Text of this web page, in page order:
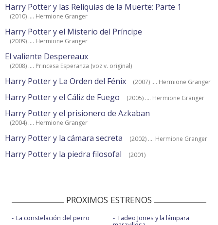
Harry Potter y las Reliquias de la Muerte: Parte 1
(2010) .... Hermione Granger
Harry Potter y el Misterio del Príncipe
(2009) .... Hermione Granger
El valiente Despereaux
(2008) .... Princesa Esperanza (voz v. original)
Harry Potter y La Orden del Fénix (2007) .... Hermione Granger
Harry Potter y el Cáliz de Fuego (2005) .... Hermione Granger
Harry Potter y el prisionero de Azkaban
(2004) .... Hermione Granger
Harry Potter y la cámara secreta (2002) .... Hermione Granger
Harry Potter y la piedra filosofal (2001)
PROXIMOS ESTRENOS
La constelación del perro
Tadeo Jones y la lámpara